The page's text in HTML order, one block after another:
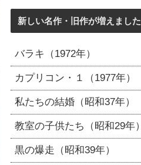
新しい名作・旧作が増えました
バラキ（1972年）
カプリコン・１（1977年）
私たちの結婚（昭和37年）
教室の子供たち（昭和29年）
黒の爆走（昭和39年）